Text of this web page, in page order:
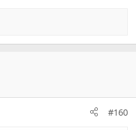
#160